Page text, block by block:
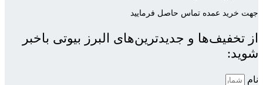
جهت خرید عمده تماس حاصل فرمایید
از تخفیف‌ها و جدیدترین‌های البرز بیوتی باخبر
شوید:
نام